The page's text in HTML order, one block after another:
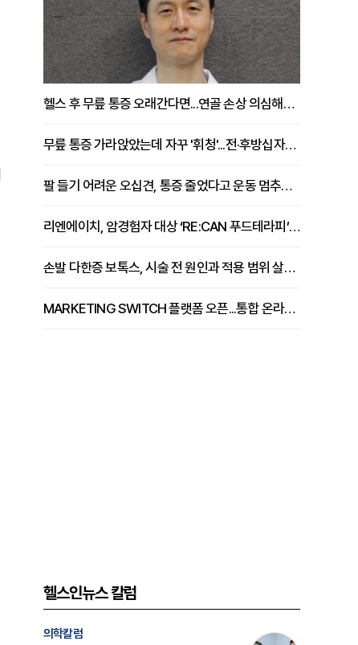
헬스 후 무릎 통증 오래간다면...연골 손상 의심해야 [김상범 원장 칼럼]
무릎 통증 가라앉았는데 자꾸 '휘청'...전·후방십자인대 파열 확인해야 [곽우경 원장 칼럼]
팔 들기 어려운 오십견, 통증 줄었다고 운동 멈추면 안 되는 이유 [이병욱 원장 칼럼]
리엔에이치, 암경험자 대상 ‘RE:CAN 푸드테라피’ 운영
손발 다한증 보톡스, 시술 전 원인과 적용 범위 살펴야 [강윤일 원장 칼럼]
MARKETING SWITCH 플랫폼 오픈...통합 온라인 마케팅 서비스 확대
헬스인뉴스 칼럼
의학칼럼